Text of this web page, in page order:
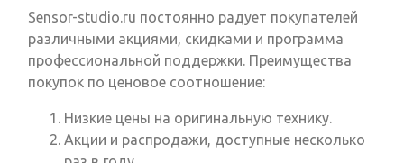
Sensor-studio.ru постоянно радует покупателей
различными акциями, скидками и программа
профессиональной поддержки. Преимущества
покупок по ценовое соотношение:
Низкие цены на оригинальную технику.
Акции и распродажи, доступные несколько